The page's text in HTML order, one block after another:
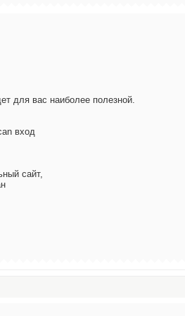
для вас наиболее полезной.
вход
сайт,